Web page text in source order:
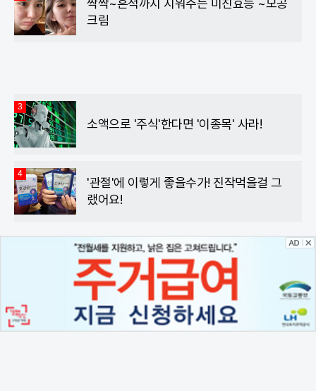
싹싹~흔적까지 지워주는 미친효능 ~모공
크림
3
소액으로 '주식'한다면 '이종목' 사라!
4
'관절'에 이렇게 좋을수가! 진작먹을걸 그
랬어요!